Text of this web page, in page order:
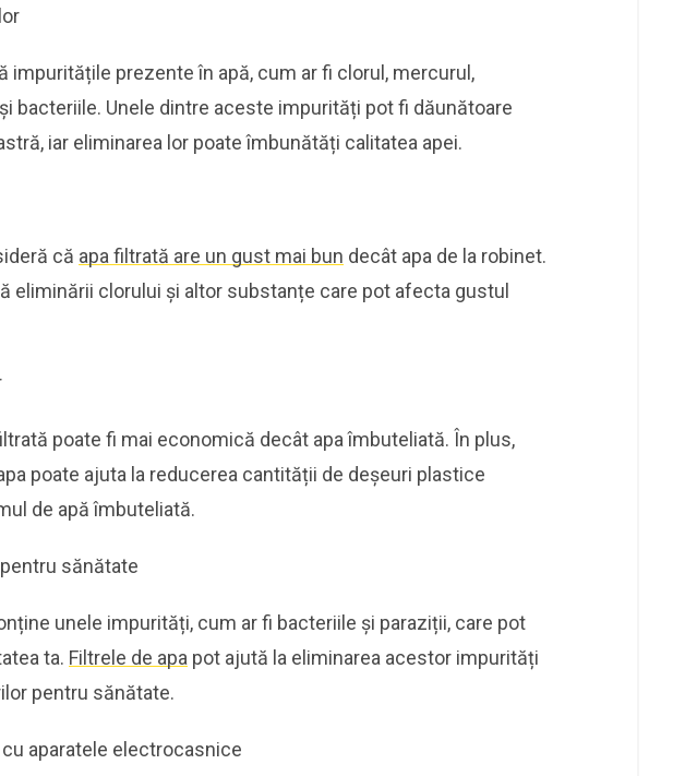
impuritățile prezente în apă, cum ar fi clorul, mercurul,
bacteriile. Unele dintre aceste impurități pot fi dăunătoare
iar eliminarea lor poate îmbunătăți calitatea apei.
că apa filtrată are un gust mai bun decât apa de la robinet.
eliminării clorului și altor substanțe care pot afecta gustul
poate fi mai economică decât apa îmbuteliată. În plus,
poate ajuta la reducerea cantității de deșeuri plastice
de apă îmbuteliată.
sănătate
unele impurități, cum ar fi bacteriile și paraziții, care pot
ta. Filtrele de apa pot ajută la eliminarea acestor impurități
pentru sănătate.
aparatele electrocasnice